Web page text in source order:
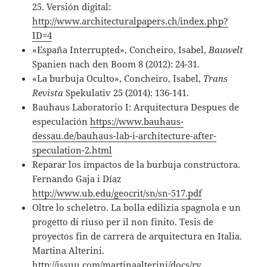
25. Versión digital:
http://www.architecturalpapers.ch/index.php?
ID=4
«España Interrupted», Concheiro, Isabel,Bauwelt
Spanien nach den Boom 8 (2012): 24-31.
«La burbuja Oculto», Concheiro, Isabel, Trans
Revista Spekulativ 25 (2014): 136-141.
Bauhaus Laboratorio I: Arquitectura Despues de
especulaciónhttps://www.bauhaus-
dessau.de/bauhaus-lab-i-architecture-after-
speculation-2.html
Reparar los impactos de la burbuja constructora.
Fernando Gaja i Díaz
http://www.ub.edu/geocrit/sn/sn-517.pdf
Oltre lo scheletro. La bolla edilizia spagnola e un
progetto di riuso per il non finito. Tesis de
proyectos fin de carrera de arquitectura en Italia.
Martina Alterini.